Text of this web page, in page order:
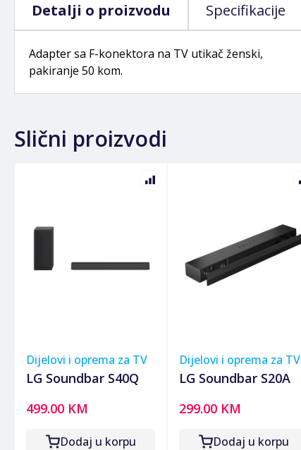
Detalji o proizvodu Specifikacije
Adapter sa F-konektora na TV utikač ženski,
pakiranje 50 kom.
Slični proizvodi
Dijelovi i oprema za TV
LG Soundbar S40Q
499.00 KM
Dodaj u korpu
Dijelovi i oprema za TV
LG Soundbar S20A
299.00 KM
Dodaj u korpu